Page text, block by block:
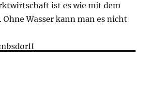
ist es wie mit dem
Ohne Wasser kann man es nicht